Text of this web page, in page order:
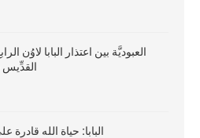
العبوديَّة بين اعتذار البابا لاوُن
البابا: حياة الله قادرة